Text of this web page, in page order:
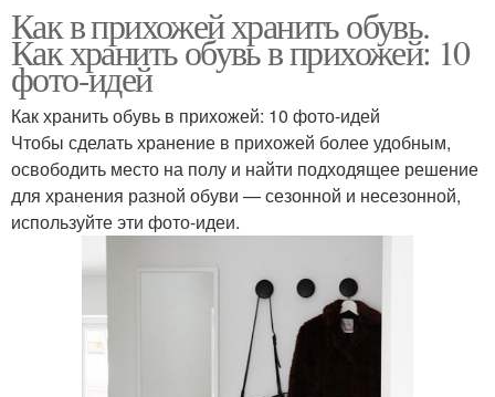
Как в прихожей хранить обувь.
Как хранить обувь в прихожей: 10
фото-идей
Как хранить обувь в прихожей: 10 фото-идей
Чтобы сделать хранение в прихожей более удобным,
освободить место на полу и найти подходящее решение
для хранения разной обуви — сезонной и несезонной,
используйте эти фото-идеи.